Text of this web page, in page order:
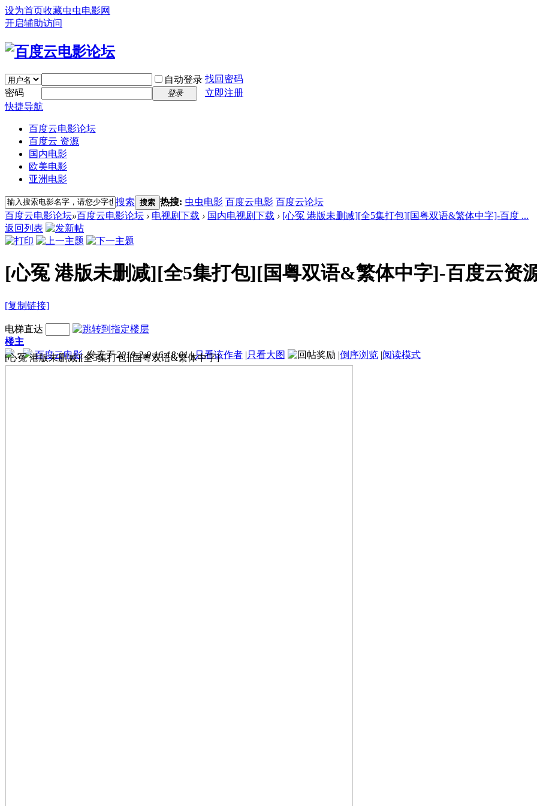
设为首页收藏虫虫电影网
开启辅助访问
自动登录 找回密码
密码
登录
立即注册
快捷导航
百度云电影论坛
百度云 资源
国内电影
欧美电影
亚洲电影
搜索 搜索 热搜: 虫虫电影 百度云电影 百度云论坛
百度云电影论坛»百度云电影论坛 › 电视剧下载 › 国内电视剧下载 › [心冤 港版未删减][全5集打包][国粤双语&繁体中字]-百度 ...
返回列表
[心冤 港版未删减][全5集打包][国粤双语&繁体中字]-百度云资
[复制链接]
电梯直达
楼主
百度云电影 发表于 2019-2-9 16:18:01 | 只看该作者 |只看大图 |倒序浏览 |阅读模式
[心冤 港版未删减][全5集打包][国粤双语&繁体中字]